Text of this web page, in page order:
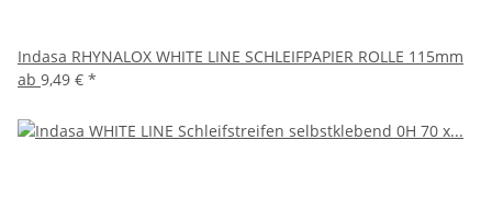
Indasa RHYNALOX WHITE LINE SCHLEIFPAPIER ROLLE 115mm
ab 9,49 € *